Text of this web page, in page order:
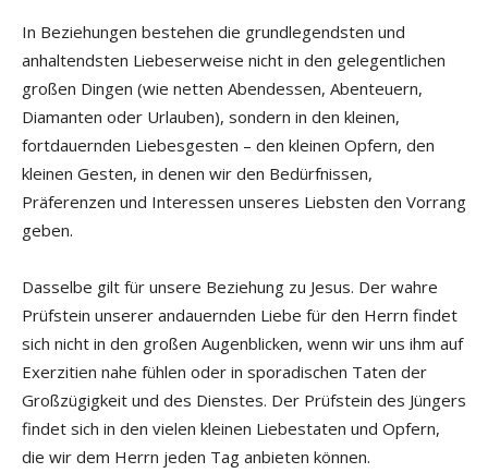
In Beziehungen bestehen die grundlegendsten und
anhaltendsten Liebeserweise nicht in den gelegentlichen
großen Dingen (wie netten Abendessen, Abenteuern,
Diamanten oder Urlauben), sondern in den kleinen,
fortdauernden Liebesgesten – den kleinen Opfern, den
kleinen Gesten, in denen wir den Bedürfnissen,
Präferenzen und Interessen unseres Liebsten den Vorrang
geben.
Dasselbe gilt für unsere Beziehung zu Jesus. Der wahre
Prüfstein unserer andauernden Liebe für den Herrn findet
sich nicht in den großen Augenblicken, wenn wir uns ihm auf
Exerzitien nahe fühlen oder in sporadischen Taten der
Großzügigkeit und des Dienstes. Der Prüfstein des Jüngers
findet sich in den vielen kleinen Liebestaten und Opfern,
die wir dem Herrn jeden Tag anbieten können.